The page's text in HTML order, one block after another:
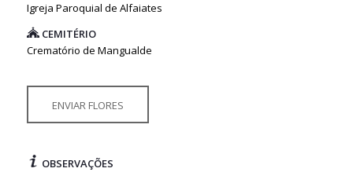
Igreja Paroquial de Alfaiates
CEMITÉRIO
Crematório de Mangualde
ENVIAR FLORES
OBSERVAÇÕES